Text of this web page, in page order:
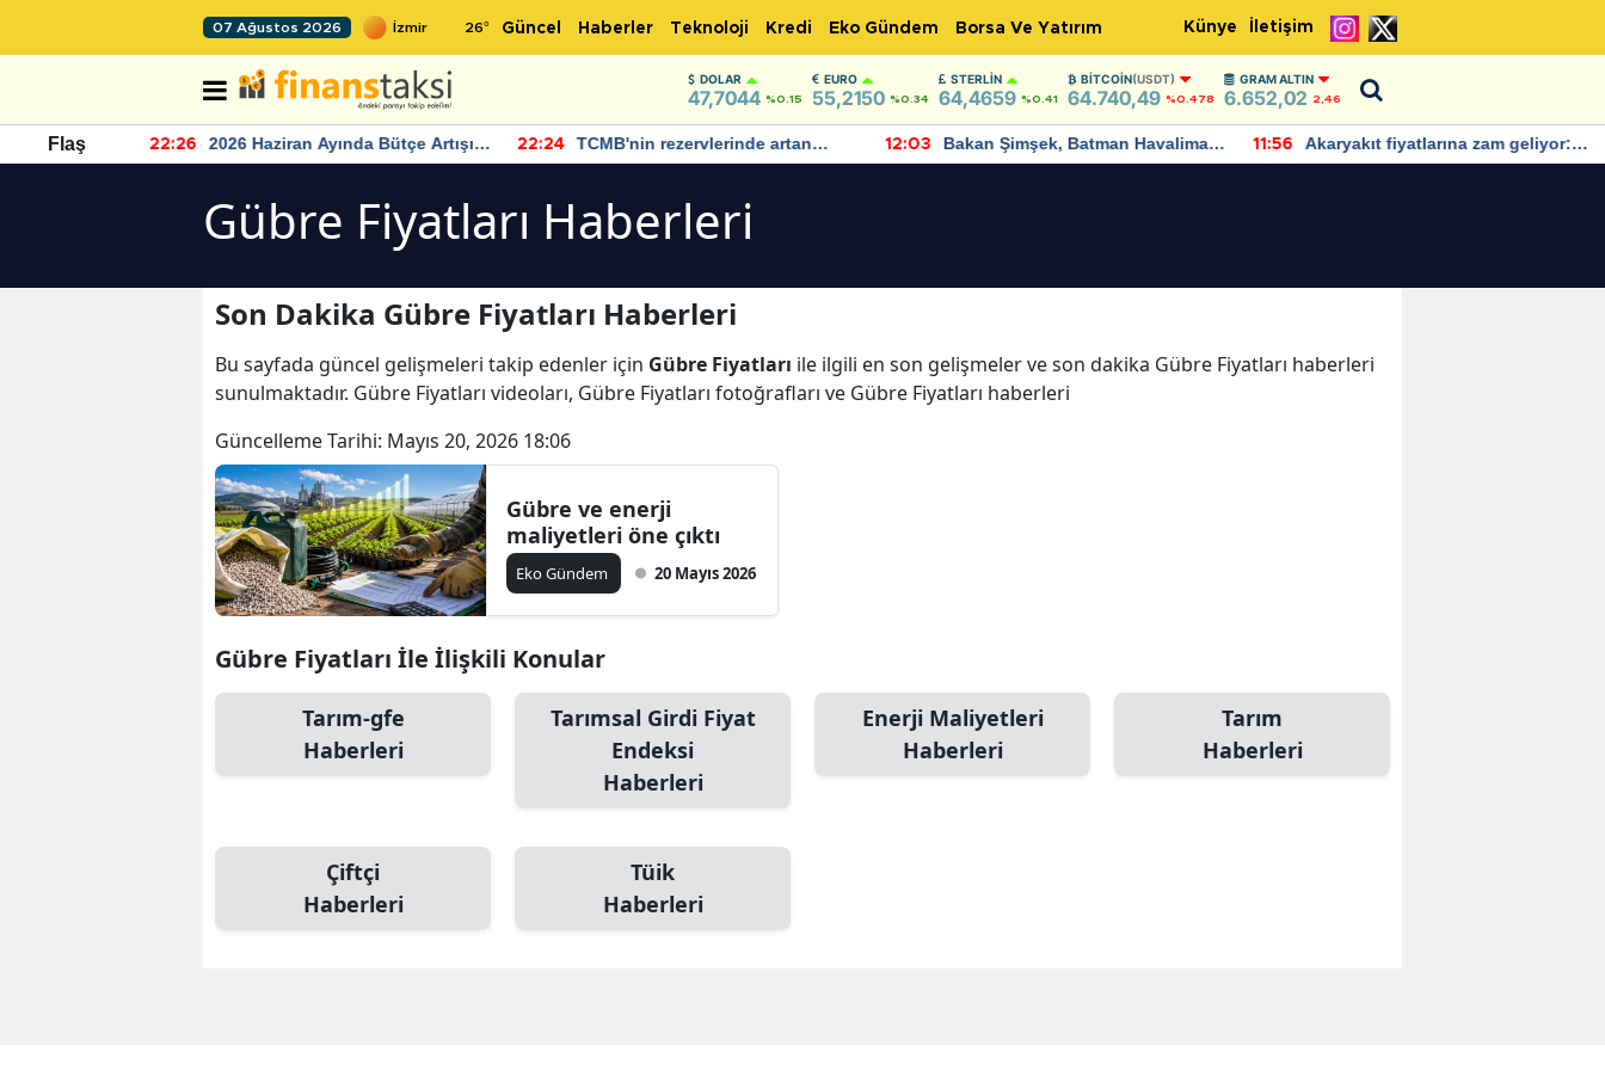
07 Ağustos 2026 26° Güncel Haberler Teknoloji Kredi Eko Gündem Borsa Ve Yatırım Künye İletişim
DOLAR
47,7044 %0.15
EURO
55,2150 %0.34
STERLIN
64,4659 %0.41
BITCOIN(USDT)
64.740,49 %0.478
GRAM ALTIN
6.652,02 2,46
Flaş 22:26
2026 Haziran Ayında Bütçe Artışı
Yaşandı
22:24
TCMB'nin rezervlerinde artan
momentum devam ediyor
12:03
Bakan Şimşek, Batman Havalimanı
için umut verici açıklamalarda
11:56
Akaryakıt fiyatlarına zam geliyor:
Yeni tarih açıklandı
Gübre Fiyatları Haberleri
Son Dakika Gübre Fiyatları Haberleri
Bu sayfada güncel gelişmeleri takip edenler için Gübre Fiyatları ile ilgili en son gelişmeler ve son dakika Gübre Fiyatları haberleri
sunulmaktadır. Gübre Fiyatları videoları, Gübre Fiyatları fotoğrafları ve Gübre Fiyatları haberleri
Güncelleme Tarihi: Mayıs 20, 2026 18:06
Gübre ve enerji
maliyetleri öne çıktı
Eko Gündem 20 Mayıs 2026
Gübre Fiyatları İle İlişkili Konular
Tarım-gfe
Haberleri
Tarımsal Girdi Fiyat
Endeksi
Haberleri
Enerji Maliyetleri
Haberleri
Tarım
Haberleri
Çiftçi
Haberleri
Tüik
Haberleri